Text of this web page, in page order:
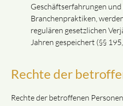
Geschäftserfahrungen
Branchenpraktiken,
regulären gesetzlichen
Jahren gespeichert (§§
Rechte der
Rechte der betroffenen